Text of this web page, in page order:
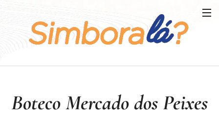
Boteco Mercado dos Peixes